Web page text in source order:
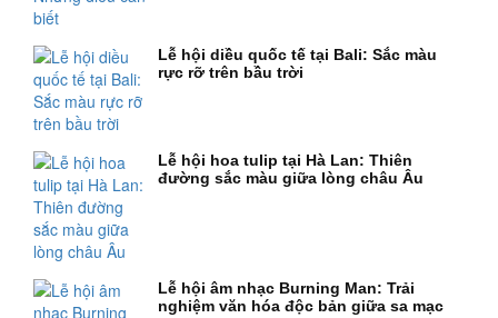
Lễ hội diều quốc tế tại Bali: Sắc màu
rực rỡ trên bầu trời
Lễ hội hoa tulip tại Hà Lan: Thiên
đường sắc màu giữa lòng châu Âu
Lễ hội âm nhạc Burning Man: Trải
nghiệm văn hóa độc bản giữa sa mạc